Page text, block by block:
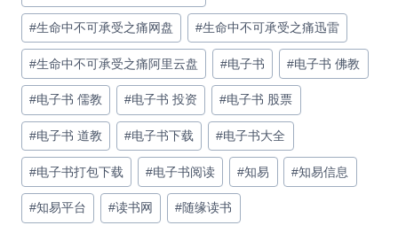
#生命中不可承受之痛网盘 #生命中不可承受之痛迅雷
#生命中不可承受之痛阿里云盘 #电子书 #电子书 佛教
#电子书 儒教 #电子书 投资 #电子书 股票
#电子书 道教 #电子书下载 #电子书大全
#电子书打包下载 #电子书阅读 #知易 #知易信息
#知易平台 #读书网 #随缘读书